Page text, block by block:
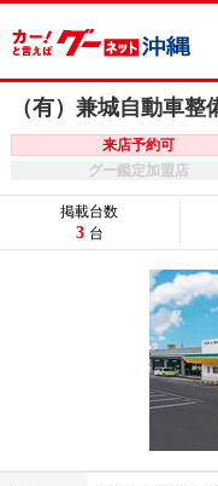
（有）兼城自動車整
来店予約可
グー鑑定加盟店
掲載台数
3 台